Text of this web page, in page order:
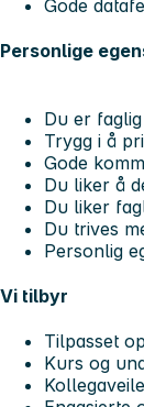
Gode
Personlige
Du er
Trygg i å
Gode
Du liker å
Du liker
Du trives
Personlig
Vi tilbyr
Tilpasset
Kurs og